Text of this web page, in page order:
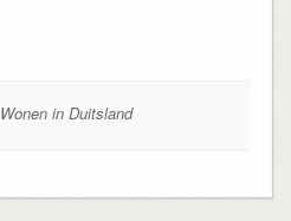
Wonen in Duitsland